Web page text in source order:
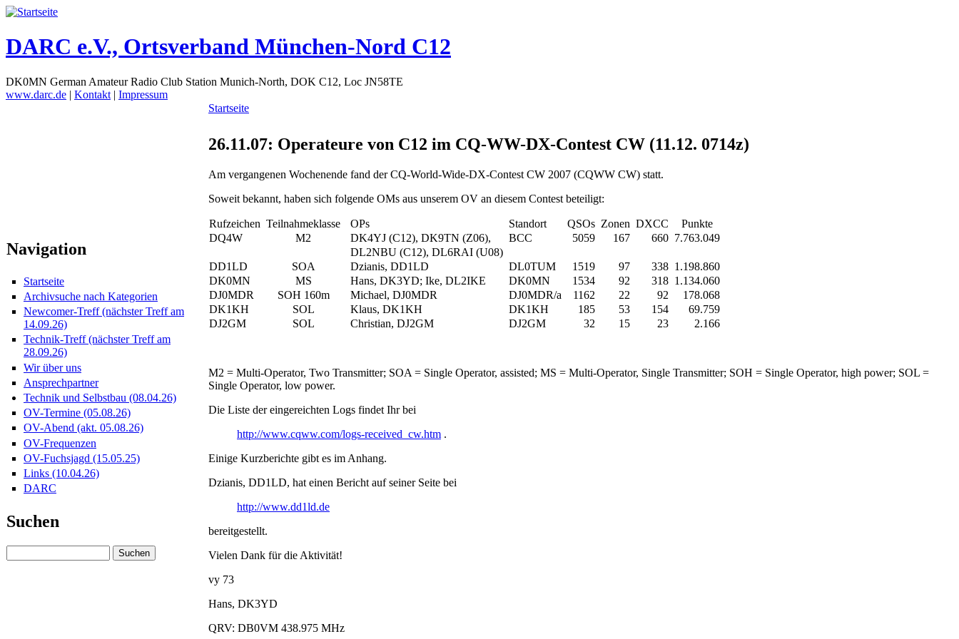
DARC e.V., Ortsverband München-Nord C12
DK0MN German Amateur Radio Club Station Munich-North, DOK C12, Loc JN58TE
www.darc.de | Kontakt | Impressum
Navigation
Startseite
Archivsuche nach Kategorien
Newcomer-Treff (nächster Treff am
14.09.26)
Technik-Treff (nächster Treff am
28.09.26)
Wir über uns
Ansprechpartner
Technik und Selbstbau (08.04.26)
OV-Termine (05.08.26)
OV-Abend (akt. 05.08.26)
OV-Frequenzen
OV-Fuchsjagd (15.05.25)
Links (10.04.26)
DARC
Suchen
Startseite
26.11.07: Operateure von C12 im CQ-WW-DX-Contest CW (11.12. 0714z)
Am vergangenen Wochenende fand der CQ-World-Wide-DX-Contest CW 2007 (CQWW CW) statt.
Soweit bekannt, haben sich folgende OMs aus unserem OV an diesem Contest beteiligt:
Rufzeichen Teilnahmeklasse OPs Standort QSOs Zonen DXCC
Punkte
DQ4W
M2 DK4YJ (C12), DK9TN (Z06), BCC 5059 167 660 7.763.049
DL2NBU (C12), DL6RAI (U08)
DD1LD
SOA Dzianis, DD1LD DL0TUM 1519 97 338 1.198.860
DK0MN
MS Hans, DK3YD; Ike, DL2IKE DK0MN 1534 92 318 1.134.060
DJ0MDR
SOH 160m Michael, DJ0MDR DJ0MDR/a 1162 22 92
178.068
DK1KH
SOL Klaus, DK1KH DK1KH 185 53 154
69.759
DJ2GM
SOL Christian, DJ2GM DJ2GM 32 15 23 2.166
M2 = Multi-Operator, Two Transmitter; SOA = Single Operator, assisted; MS = Multi-Operator, Single Transmitter; SOH = Single Operator, high power; SOL =
Single Operator, low power.
Die Liste der eingereichten Logs findet Ihr bei
http://www.cqww.com/logs-received_cw.htm .
Einige Kurzberichte gibt es im Anhang.
Dzianis, DD1LD, hat einen Bericht auf seiner Seite bei
http://www.dd1ld.de
bereitgestellt.
Vielen Dank für die Aktivität!
vy 73
Hans, DK3YD
QRV: DB0VM 438.975 MHz